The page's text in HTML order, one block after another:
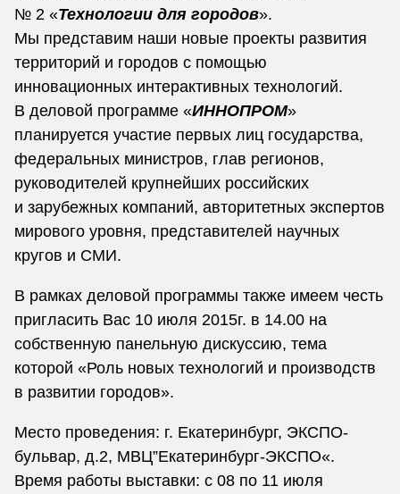
№ 2 «Технологии для городов».
Мы представим наши новые проекты развития
территорий и городов с помощью
инновационных интерактивных технологий.
В деловой программе «ИННОПРОМ»
планируется участие первых лиц государства,
федеральных министров, глав регионов,
руководителей крупнейших российских
и зарубежных компаний, авторитетных экспертов
мирового уровня, представителей научных
кругов и СМИ.
В рамках деловой программы также имеем честь
пригласить Вас 10 июля 2015г. в 14.00 на
собственную панельную дискуссию, тема
которой «Роль новых технологий и производств
в развитии городов».
Место проведения: г. Екатеринбург, ЭКСПО-
бульвар, д.2, МВЦ”Екатеринбург-ЭКСПО«.
Время работы выставки: с 08 по 11 июля